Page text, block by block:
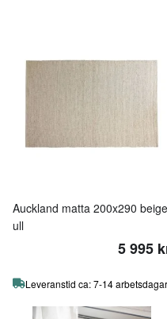
Auckland matta 200x290 beige
ull
5 995
Leveranstid ca: 7-14 arbetsdagar